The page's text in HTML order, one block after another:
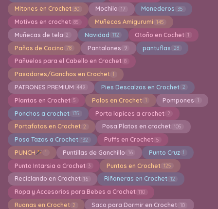
Mitones en Crochet 30 Mochila 17 Monederos 35
Motivos en crochet 85 Muñecas Amigurumi 145
Muñecas de tela 2 Navidad 112 Otoño en Cochet 1
Paños de Cocina 78 Pantalones 9 pantuflas 28
Pañuelos para el Cabello en Crochet 8
Pasadores/Ganchos en Crochet 1
PATRONES PREMIUM 449 Pies Descalzos en Crochet 2
Plantas en Crochet 5 Polos en Crochet 1 Pompones 1
Ponchos a crochet 135 Porta lapices a crochet 2
Portafotos en Crochet 2 Posa Platos en crochet 105
Posa Tazas a Crochet 132 Puffs en Crochet 5
PUNCH 1 Puntillas de Ganchillo 16 Punto Cruz 1
Punto Intarsia a Crochet 3 Puntos en Crochet 125
Reciclando en Crochet 16 Riñoneras en Crochet 12
Ropa y Accesorios para Bebes a Crochet 110
Ruanas en Crochet 2 Saco para Dormir en Crochet 10